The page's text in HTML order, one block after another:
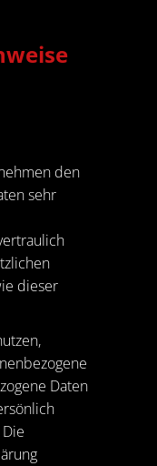
den
sehr
dieser
Daten